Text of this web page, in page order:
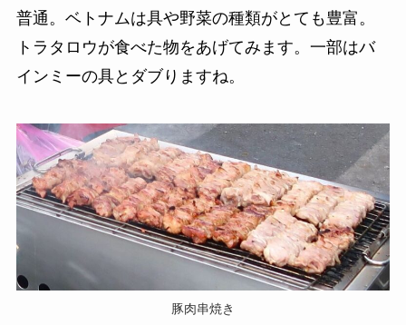
普通。ベトナムは具や野菜の種類がとても豊富。
トラタロウが食べた物をあげてみます。一部はバ
インミーの具とダブりますね。
豚肉串焼き